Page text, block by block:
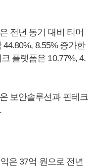
전년 동기 대비 티머
8.55% 증가한
플랫폼은 10.77%, 4.
보안솔루션과 핀테크
은 37억 원으로 전년